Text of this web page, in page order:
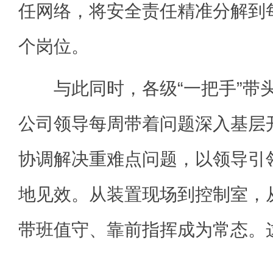
任网络，将安全责任精准分解到
个岗位。
与此同时，各级“一把手”带
公司领导每周带着问题深入基层
协调解决重难点问题，以领导引
地见效。从装置现场到控制室，
带班值守、靠前指挥成为常态。